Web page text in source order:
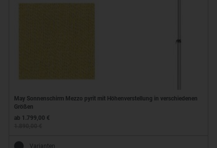
May Sonnenschirm Mezzo pyrit mit Höhenverstellung in verschiedenen
Größen
ab 1.799,00 €
Varianten